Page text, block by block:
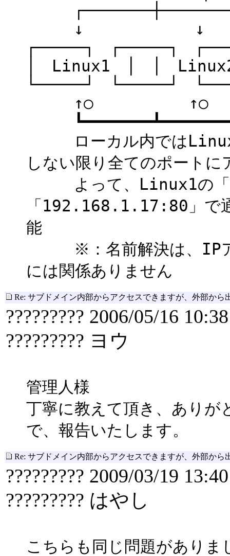
↓ ↓
┌─────┐ ┌─────┐
│ Linux1 │ │
└─────┘ └─────┘
↑○
ローカル内では
しない限り全てのポートに
よって、Linux1の「
「192.168.1.17:80」で
能
※：名前解決は、IPア
には関係ありません
Re: サブドメイン内部からアクセスできますが、外部から
????????? 2006/05/16 10:38
????????? ヨウ
管理人様
丁寧に教えて頂き、ありが
で、報告いたします。
Re: サブドメイン内部からアクセスできますが、外部から
????????? 2009/03/19 13:40
????????? はやし
こちらも同じ問題がありま